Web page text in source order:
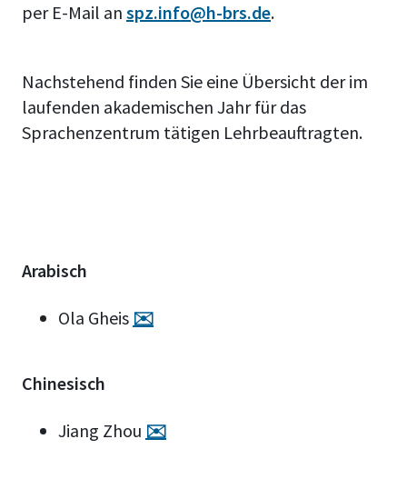
per E-Mail an spz.info@h-brs.de.
Nachstehend finden Sie eine Übersicht der im
laufenden akademischen Jahr für das
Sprachenzentrum tätigen Lehrbeauftragten.
Arabisch
Ola Gheis ✉️
Chinesisch
Jiang Zhou ✉️